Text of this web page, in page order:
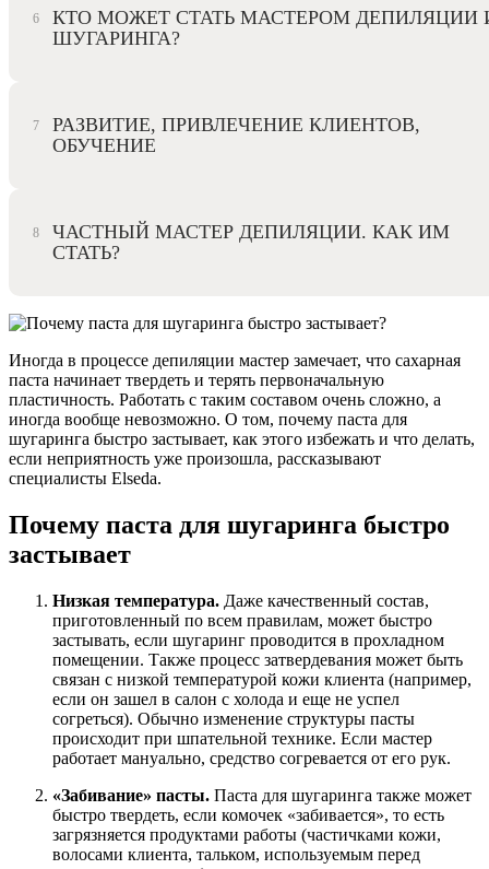
КТО МОЖЕТ СТАТЬ МАСТЕРОМ ДЕПИЛЯЦИИ
ШУГАРИНГА?
РАЗВИТИЕ, ПРИВЛЕЧЕНИЕ КЛИЕНТОВ,
ОБУЧЕНИЕ
ЧАСТНЫЙ МАСТЕР ДЕПИЛЯЦИИ. КАК ИМ
СТАТЬ?
Иногда в процессе депиляции мастер замечает, что сахарная
паста начинает твердеть и терять первоначальную
пластичность. Работать с таким составом очень сложно, а
иногда вообще невозможно. О том, почему паста для
шугаринга быстро застывает, как этого избежать и что делать,
если неприятность уже произошла, рассказывают
специалисты Elseda.
Почему паста для шугаринга быстро
застывает
Низкая температура. Даже качественный состав,
приготовленный по всем правилам, может быстро
застывать, если шугаринг проводится в прохладном
помещении. Также процесс затвердевания может быть
связан с низкой температурой кожи клиента (например,
если он зашел в салон с холода и еще не успел
согреться). Обычно изменение структуры пасты
происходит при шпательной технике. Если мастер
работает мануально, средство согревается от его рук.
«Забивание» пасты. Паста для шугаринга также может
быстро твердеть, если комочек «забивается», то есть
загрязняется продуктами работы (частичками кожи,
волосами клиента, тальком, используемым перед